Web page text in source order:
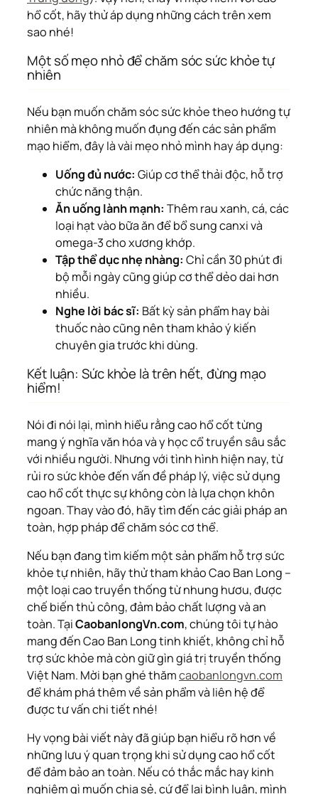
hổ cốt, hãy thử áp dụng những cách trên xem
sao nhé!
Một số mẹo nhỏ để chăm sóc sức khỏe tự
nhiên
Nếu bạn muốn chăm sóc sức khỏe theo hướng tự
nhiên mà không muốn đụng đến các sản phẩm
mạo hiểm, đây là vài mẹo nhỏ mình hay áp dụng:
Uống đủ nước: Giúp cơ thể thải độc, hỗ trợ
chức năng thận.
Ăn uống lành mạnh: Thêm rau xanh, cá, các
loại hạt vào bữa ăn để bổ sung canxi và
omega-3 cho xương khớp.
Tập thể dục nhẹ nhàng: Chỉ cần 30 phút đi
bộ mỗi ngày cũng giúp cơ thể dẻo dai hơn
nhiều.
Nghe lời bác sĩ: Bất kỳ sản phẩm hay bài
thuốc nào cũng nên tham khảo ý kiến
chuyên gia trước khi dùng.
Kết luận: Sức khỏe là trên hết, đừng mạo
hiểm!
Nói đi nói lại, mình hiểu rằng cao hổ cốt từng
mang ý nghĩa văn hóa và y học cổ truyền sâu sắc
với nhiều người. Nhưng với tình hình hiện nay, từ
rủi ro sức khỏe đến vấn đề pháp lý, việc sử dụng
cao hổ cốt thực sự không còn là lựa chọn khôn
ngoan. Thay vào đó, hãy tìm đến các giải pháp an
toàn, hợp pháp để chăm sóc cơ thể.
Nếu bạn đang tìm kiếm một sản phẩm hỗ trợ sức
khỏe tự nhiên, hãy thử tham khảo Cao Ban Long –
một loại cao truyền thống từ nhung hươu, được
chế biến thủ công, đảm bảo chất lượng và an
toàn. TạiCaobanlongVn.com, chúng tôi tự hào
mang đến Cao Ban Long tinh khiết, không chỉ hỗ
trợ sức khỏe mà còn giữ gìn giá trị truyền thống
Việt Nam. Mời bạn ghé thămcaobanlongvn.com
để khám phá thêm về sản phẩm và liên hệ để
được tư vấn chi tiết nhé!
Hy vọng bài viết này đã giúp bạn hiểu rõ hơn về
những lưu ý quan trọng khi sử dụng cao hổ cốt
để đảm bảo an toàn. Nếu có thắc mắc hay kinh
nghiệm gì muốn chia sẻ, cứ để lại bình luận, mình